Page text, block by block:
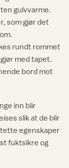
gulvvarme.
som gjør det
rundt rommet
med tapet.
bord mot
inn blir
slik at de blir
egenskaper
fuktsikre og